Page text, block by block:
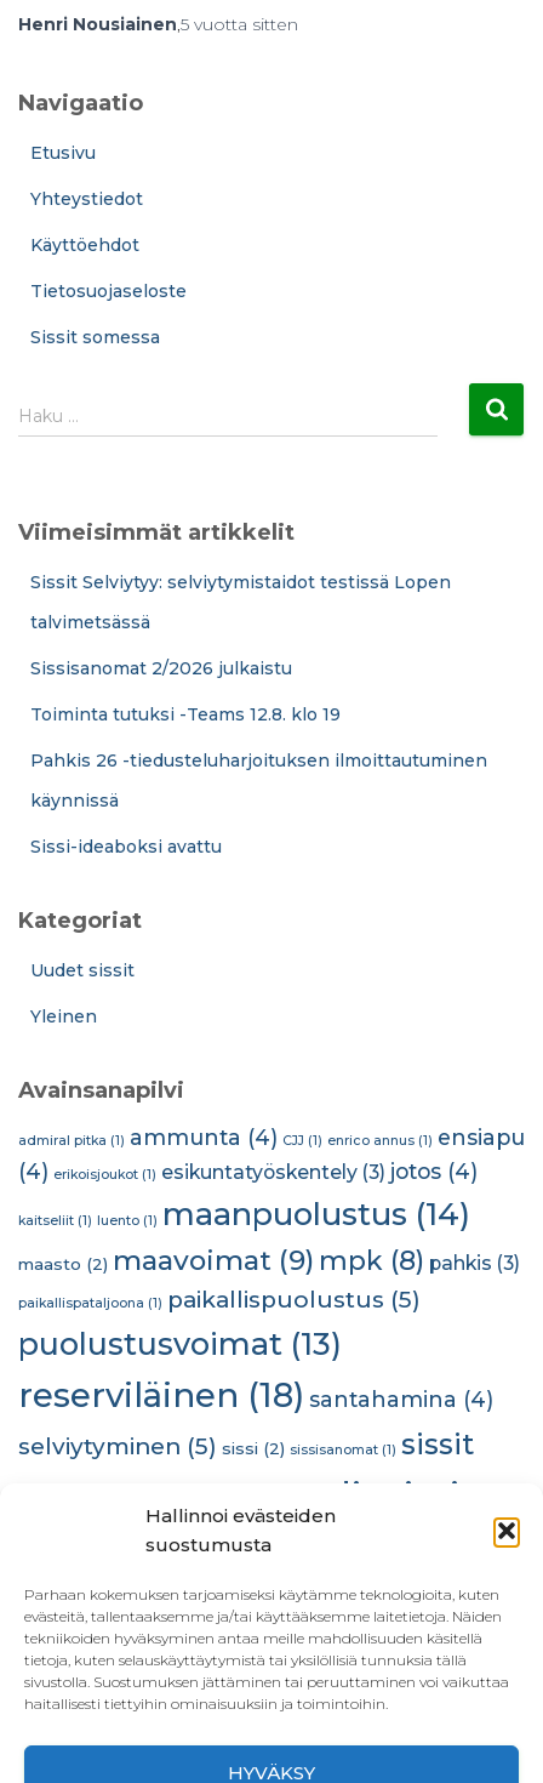
Hallinnoi evästeiden
suostumusta
Parhaan kokemuksen tarjoamiseksi käytämme teknologioita, kuten
evästeitä, tallentaaksemme ja/tai käyttääksemme laitetietoja. Näiden
tekniikoiden hyväksyminen antaa meille mahdollisuuden käsitellä
tietoja, kuten selauskäyttäytymistä tai yksilöllisiä tunnuksia tällä
sivustolla. Suostumuksen jättäminen tai peruuttaminen voi vaikuttaa
haitallisesti tiettyihin ominaisuuksiin ja toimintoihin.
HYVÄKSY
Henri Nousiainen,5 vuotta sitten
Navigaatio
Etusivu
Yhteystiedot
Käyttöehdot
Tietosuojaseloste
Sissit somessa
H
a
Haku …
Viimeisimmät artikkelit
Sissit Selviytyy: selviytymistaidot testissä Lopen
talvimetsässä
Sissisanomat 2/2026 julkaistu
Toiminta tutuksi -Teams 12.8. klo 19
Pahkis 26 -tiedusteluharjoituksen ilmoittautuminen
käynnissä
Sissi-ideaboksi avattu
Kategoriat
Uudet sissit
Yleinen
Avainsanapilvi
admiral pitka (1) ammunta (4) CJJ (1) enrico annus (1) ensiapu
(4) erikoisjoukot (1) esikuntatyöskentely (3) jotos (4)
kaitseliit (1) luento (1) maanpuolustus (14)
maasto (2) maavoimat (9) mpk (8) pahkis (3)
paikallispataljoona (1) paikallispuolustus (5)
puolustusvoimat (13)
reserviläinen (18) santahamina (4)
selviytyminen (5) sissi (2) sissisanomat (1) sissit
stadinsissit
(1) utti(1) viestintä(1)